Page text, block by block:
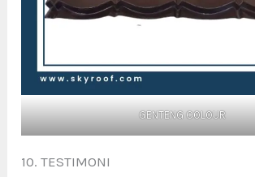
GENTENG COLOUR
10. TESTIMONI